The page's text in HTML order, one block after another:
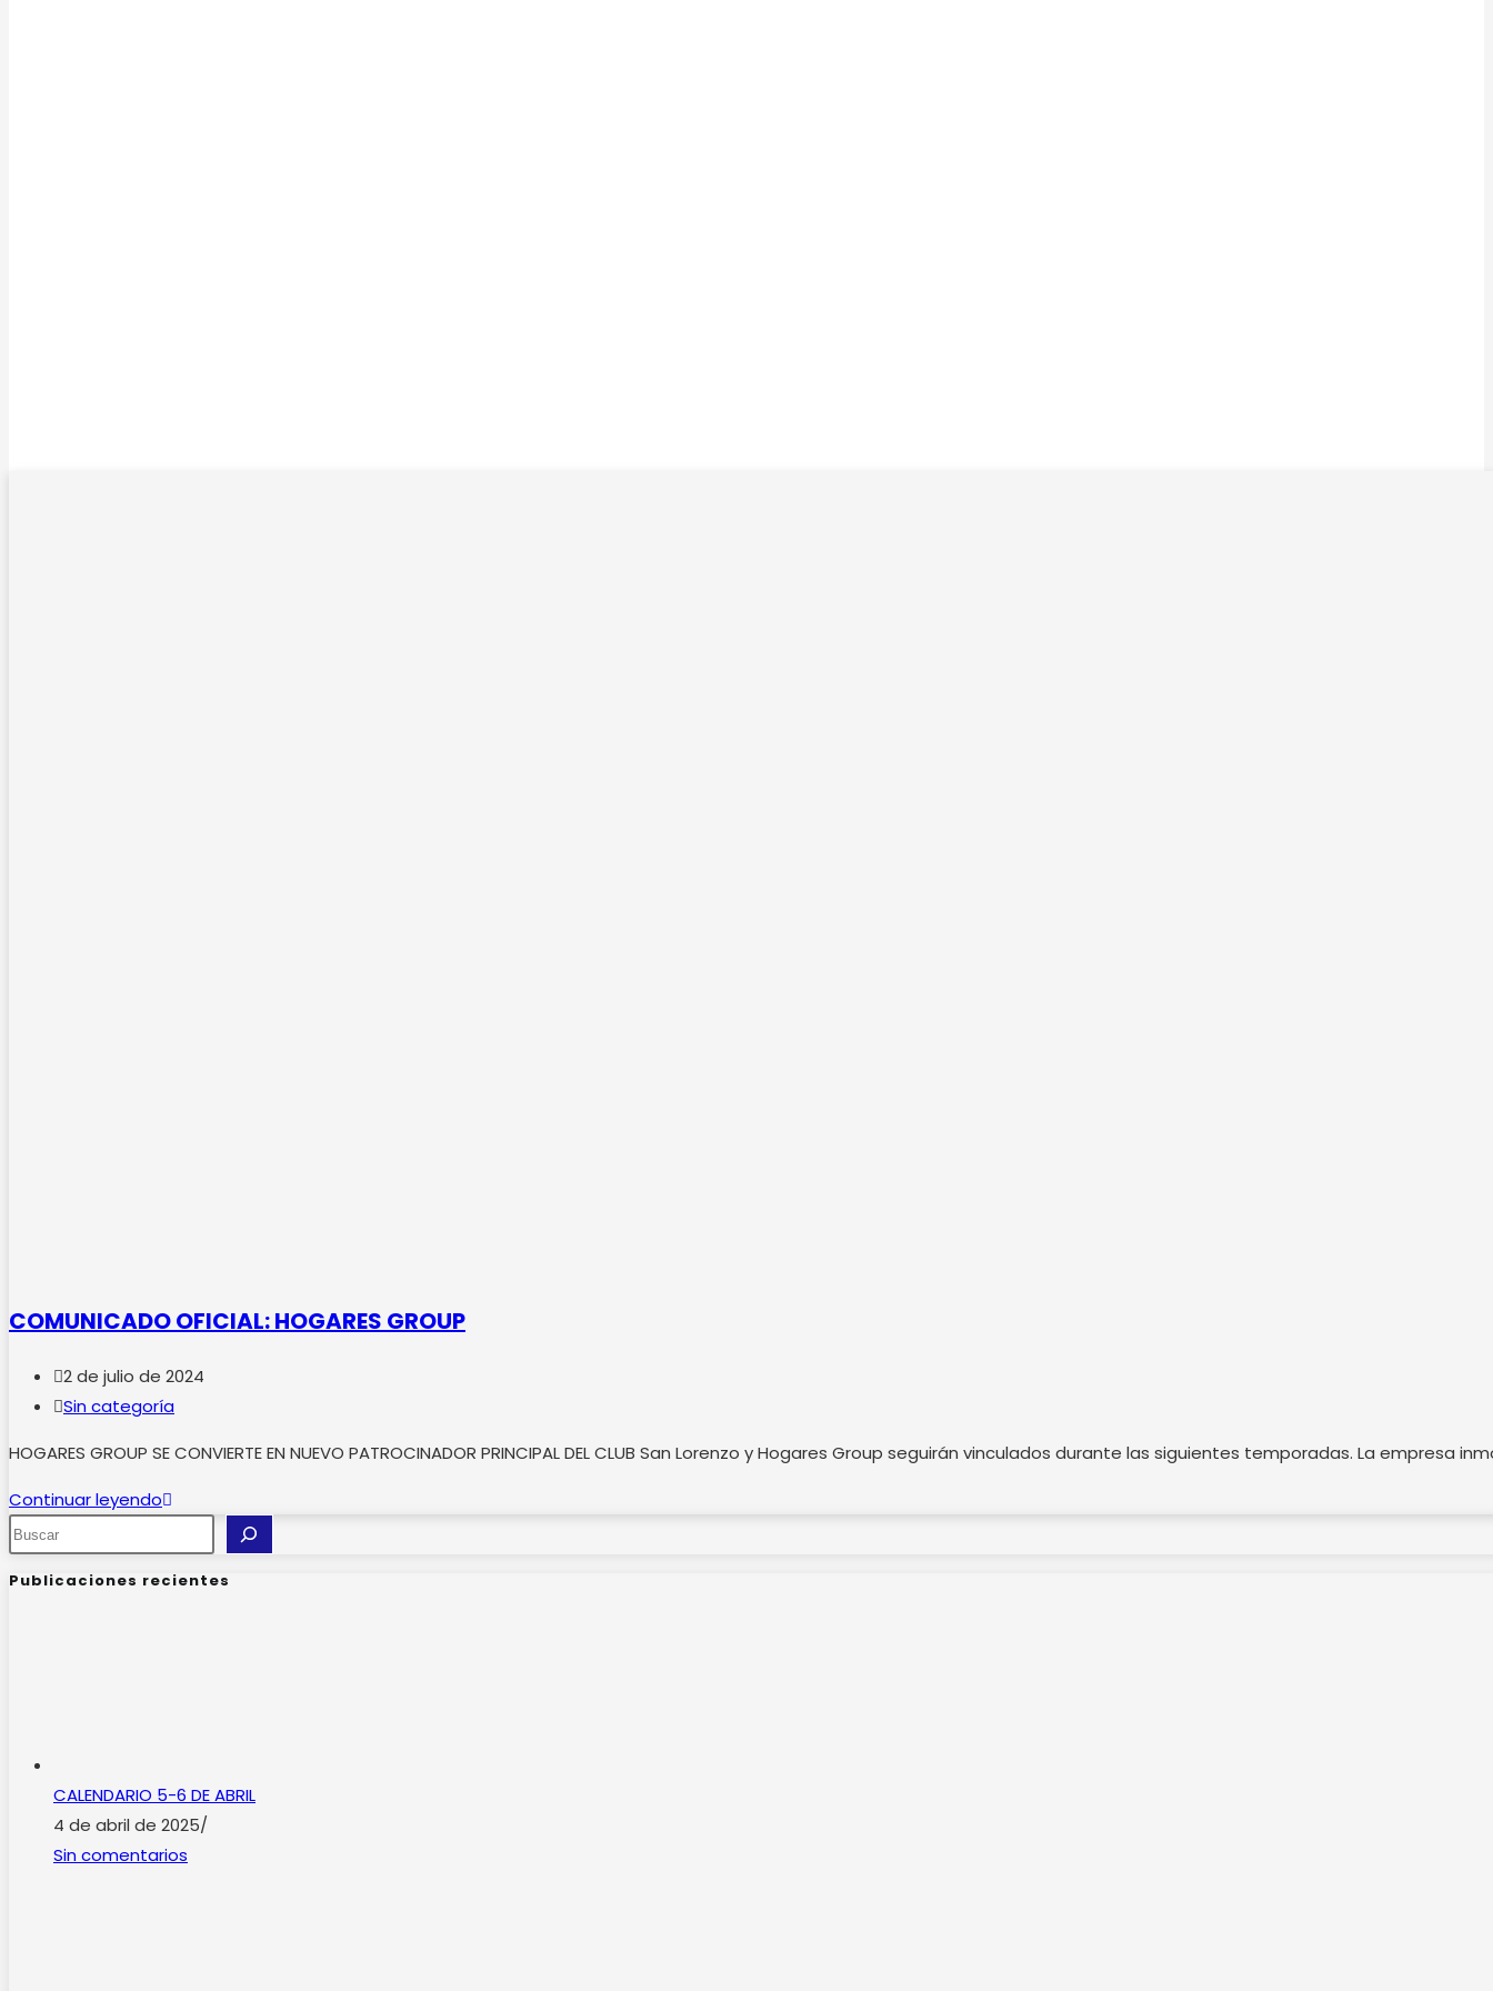
COMUNICADO OFICIAL: HOGARES GROUP
Publicación
de
entrada:
2 de julio de 2024
Categoría
la
entrada:
Sin categoría
HOGARES GROUP SE CONVIERTE EN NUEVO PATROCINADOR PRINCIPAL DEL CLUB San Lorenzo y Hogares Group seguirán vinculados durante las siguientes temporadas. La
Continuar leyendoCOMUNICADO
HOGARES
GROUP
Buscar
Publicaciones recientes
CALENDARIO 5-6 DE ABRIL
4 de abril de 2025/
Sin comentarios